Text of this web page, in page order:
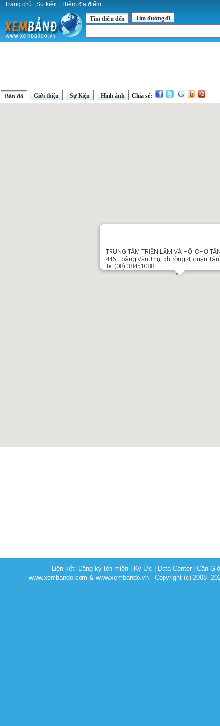
Trang chủ Sự kiện Thêm địa điểm
Tìm điểm đến Tìm đường đi
Bản đồ Giới thiệu Sự Kiện Hình ảnh Chia sẻ:
TRUNG TÂM TRIỂN LÃM VÀ HỘI CHỢ
446 Hoàng Văn Thụ, phường 4, quận
Tel:(08) 38451088
Liên kết:Đăng ký tên miền Ký Ức Data Center |Cần
www.xembando.com & www.xembando.vn - Copyright (c) 2008-